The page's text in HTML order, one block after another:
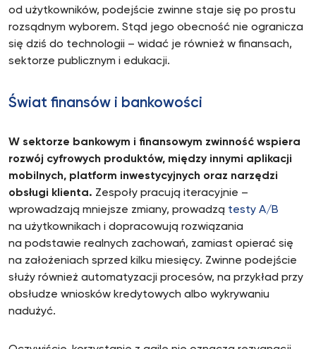
od użytkowników, podejście zwinne staje się po prostu
rozsądnym wyborem. Stąd jego obecność nie ogranicza
się dziś do technologii – widać je również w finansach,
sektorze publicznym i edukacji.
Świat finansów i bankowości
W sektorze bankowym i finansowym zwinność wspiera
rozwój cyfrowych produktów, między innymi aplikacji
mobilnych, platform inwestycyjnych oraz narzędzi
obsługi klienta. Zespoły pracują iteracyjnie –
wprowadzają mniejsze zmiany, prowadzą testy A/B
na użytkownikach i dopracowują rozwiązania
na podstawie realnych zachowań, zamiast opierać się
na założeniach sprzed kilku miesięcy. Zwinne podejście
służy również automatyzacji procesów, na przykład przy
obsłudze wniosków kredytowych albo wykrywaniu
nadużyć.